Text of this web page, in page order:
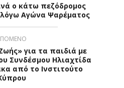
ο κάτω πεζόδρομος
Αγώνα Ψαρέματος
για τα παιδιά με
Συνδέσμου Ηλιαχτίδα
από το Ινστιτούτο